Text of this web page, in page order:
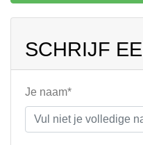
SCHRIJF
Je naam*